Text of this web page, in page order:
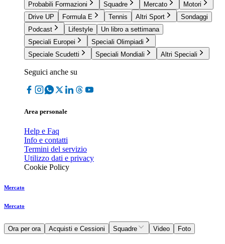
Probabili Formazioni
Squadre Mercato
Motori
Drive UP
Formula E Tennis Altri Sport
Sondaggi
Podcast
Lifestyle
Un libro a settimana
Speciali Europei
Speciali Olimpiadi
Speciale Scudetti
Speciali Mondiali Altri Speciali
Seguici anche su
Area personale
Help e Faq
Info e contatti
Termini del servizio
Utilizzo dati e privacy
Cookie Policy
Mercato
Mercato
Ora per ora Acquisti e Cessioni Squadre Video Foto